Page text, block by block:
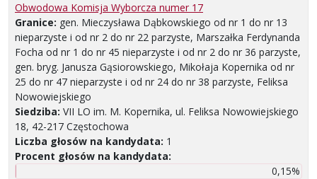
Obwodowa Komisja Wyborcza numer 17
Granice: gen. Mieczysława Dąbkowskiego od nr 1 do nr 13
nieparzyste i od nr 2 do nr 22 parzyste, Marszałka Ferdynanda
Focha od nr 1 do nr 45 nieparzyste i od nr 2 do nr 36 parzyste,
gen. bryg. Janusza Gąsiorowskiego, Mikołaja Kopernika od nr
25 do nr 47 nieparzyste i od nr 24 do nr 38 parzyste, Feliksa
Nowowiejskiego
Siedziba: VII LO im. M. Kopernika, ul. Feliksa Nowowiejskiego
18, 42-217 Częstochowa
Liczba głosów na kandydata: 1
Procent głosów na kandydata:
0,15%